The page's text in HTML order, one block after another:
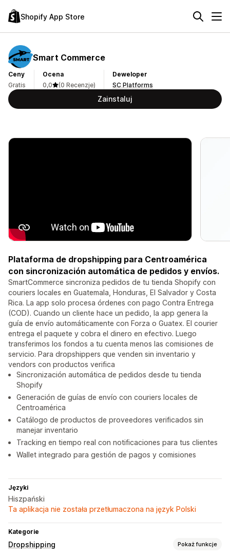
Shopify App Store
Smart Commerce
Ceny
Gratis
Ocena
0,0
(0 Recenzje)
Deweloper
SC Platforms
Zainstaluj
Plataforma de dropshipping para Centroamérica
con sincronización automática de pedidos y envíos.
SmartCommerce sincroniza pedidos de tu tienda Shopify con
couriers locales en Guatemala, Honduras, El Salvador y Costa
Rica. La app solo procesa órdenes con pago Contra Entrega
(COD). Cuando un cliente hace un pedido, la app genera la
guía de envío automáticamente con Forza o Guatex. El courier
entrega el paquete y cobra el dinero en efectivo. Luego
transferimos los fondos a tu cuenta menos las comisiones de
servicio. Para dropshippers que venden sin inventario y
vendors con productos verifica
Sincronización automática de pedidos desde tu tienda
Shopify
Generación de guías de envío con couriers locales de
Centroamérica
Catálogo de productos de proveedores verificados sin
manejar inventario
Tracking en tiempo real con notificaciones para tus clientes
Wallet integrado para gestión de pagos y comisiones
Języki
Hiszpański
Ta aplikacja nie została przetłumaczona na język Polski
Kategorie
Dropshipping Pokaż funkcje